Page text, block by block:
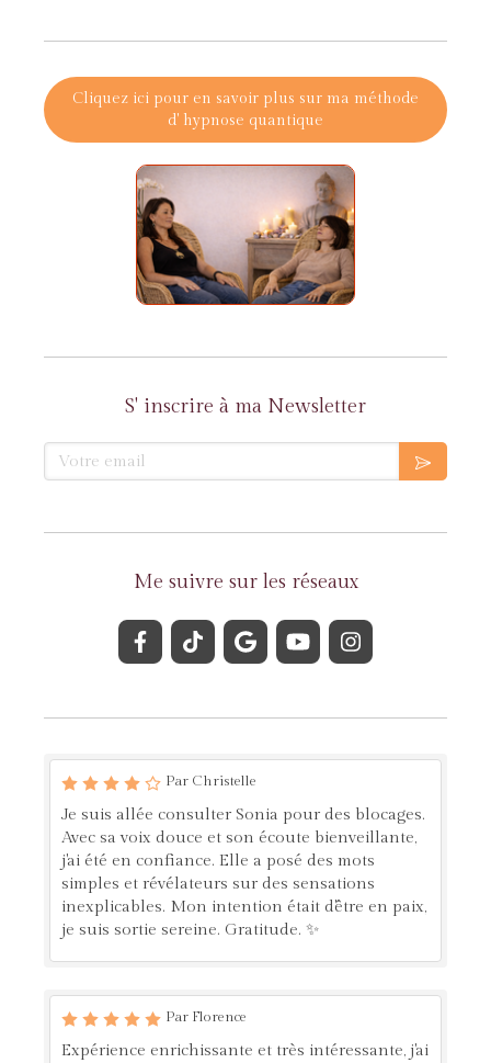
Cliquez ici pour en savoir plus sur ma méthode
d' hypnose quantique
S' inscrire à ma Newsletter
Votre email
Me suivre sur les réseaux
Par Christelle
Je suis allée consulter Sonia pour des blocages.
Avec sa voix douce et son écoute bienveillante,
j'ai été en confiance. Elle a posé des mots
simples et révélateurs sur des sensations
inexplicables. Mon intention était d'être en paix,
je suis sortie sereine. Gratitude. ✨
Par Florence
Expérience enrichissante et très intéressante, j'ai